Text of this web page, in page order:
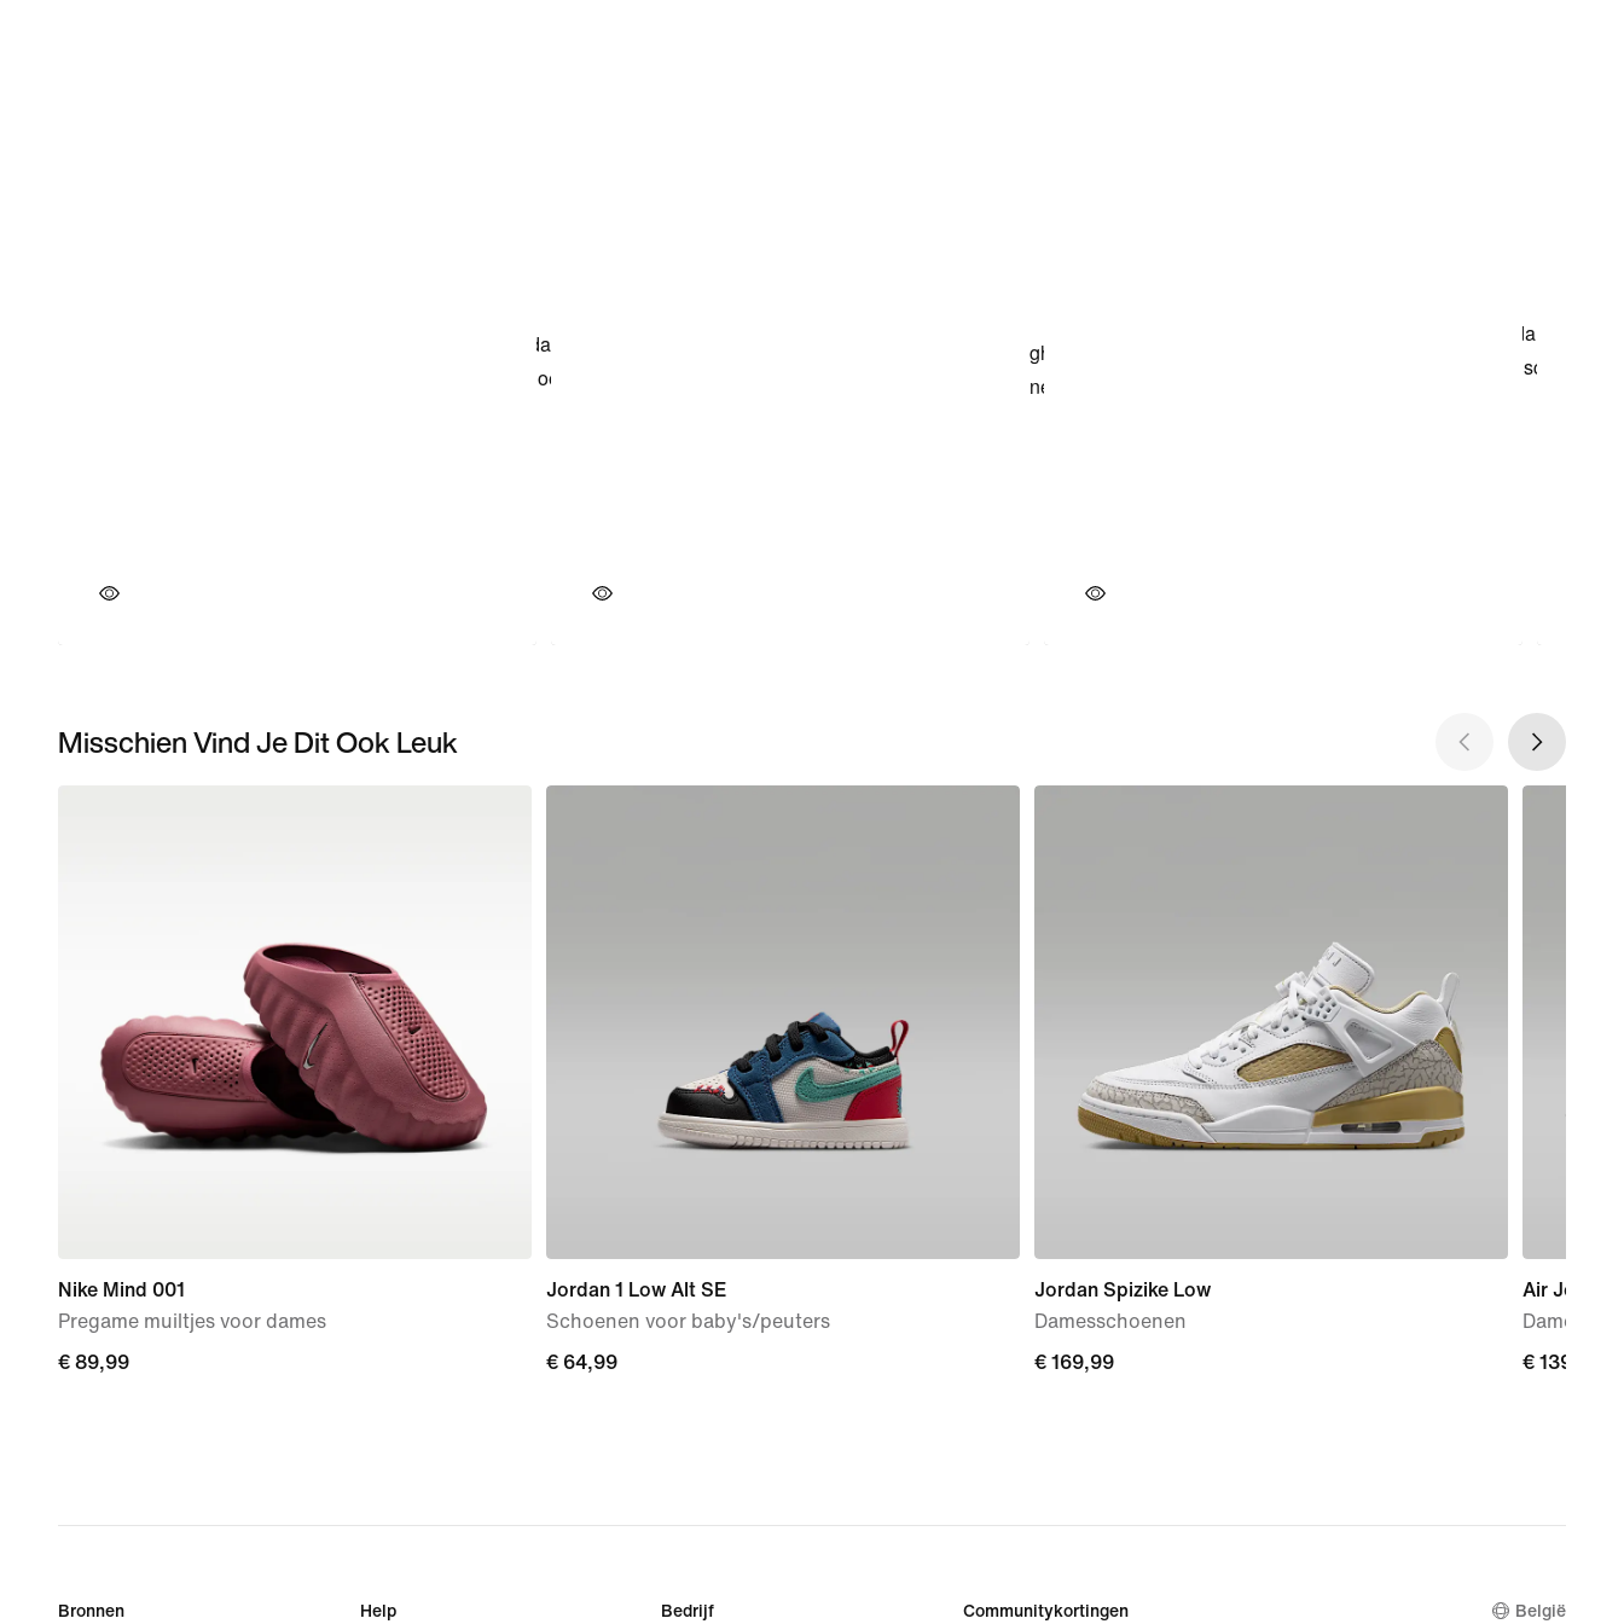
Misschien Vind Je Dit Ook Leuk
Nike Mind 001
Pregame muiltjes voor dames
€ 89,99
€ 89,99
Jordan 1 Low Alt SE
Schoenen voor baby's/peuters
€ 64,99
€ 64,99
Jordan Spizike Low
Damesschoenen
€ 169,99
€ 169,99
Air Jordan
€ 139,99
€ 139,99
Bronnen Help Bedrijf Communitykortingen België